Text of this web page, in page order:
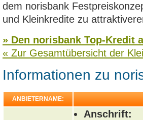
dem norisbank
und Kleinkredite zu
» Den norisbank Top-Kredit
« Zur Gesamtübersicht der
Informationen zu
ANBIETERNAME:
Anschrift: